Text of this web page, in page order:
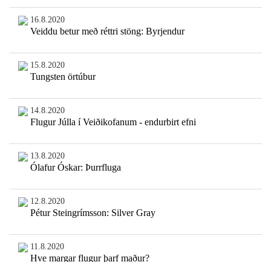
16.8.2020
Veiddu betur með réttri stöng: Byrjendur
15.8.2020
Tungsten örtúbur
14.8.2020
Flugur Júlla í Veiðikofanum - endurbirt efni
13.8.2020
Ólafur Óskar: Þurrfluga
12.8.2020
Pétur Steingrímsson: Silver Gray
11.8.2020
Hve margar flugur þarf maður?